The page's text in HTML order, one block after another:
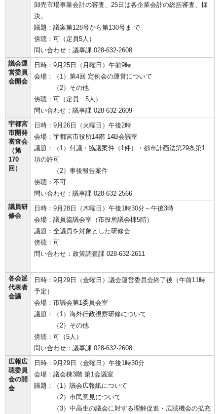
卸売市場事業会計の審査、25日は各企業会計の総括審査、採
決。
議題：議案第128号から第130号ま で
傍聴：可（定員5人）
問い合わせ：議事課 028-632-2608
議会運
営委員
会開会
日時：9月25日（月曜日）午前9時
会場：（1）第4回 定例会の運営について
（2）その他
傍聴：可（定員 5人）
問い合わせ：議事課 028-632-2609
宇都宮
市開発
審査会
（第
170
回）
日時：9月26日（火曜日）午後2時
会場：宇都宮市役所14階 14B会議室
議題：（1）付議・協議案件（1件）・都市計画法第29条第1
項の許可
（2）事後報告案件
傍聴：不可
問い合わせ：議事課 028-632-2566
議員研
修会
日時：9月28日（木曜日）午後1時30分～午後3時
会場：議員協議会室（市役所議会棟5階）
議題：全議員を対象とした研修会
傍聴：可
問い合わせ：政策調査課 028-632-2611
各会派
代表者
会議
日時：9月29日（金曜日）議会運営委員会終了後（午前11時
予定）
会場：市議会第1委員会室
議題：（1）海外行政視察研修について
（2）その他
傍聴：可（5人）
問い合わせ：議事課 028-632-2608
広報広
聴委員
会の開
会
日時：9月29日（金曜日）午後1時30分
会場：議会棟3階 第1会議室
議題：（1）議会広報紙について
（2）市民意見について
（3）中高生の議会に対する理解促進・広聴機会の拡充